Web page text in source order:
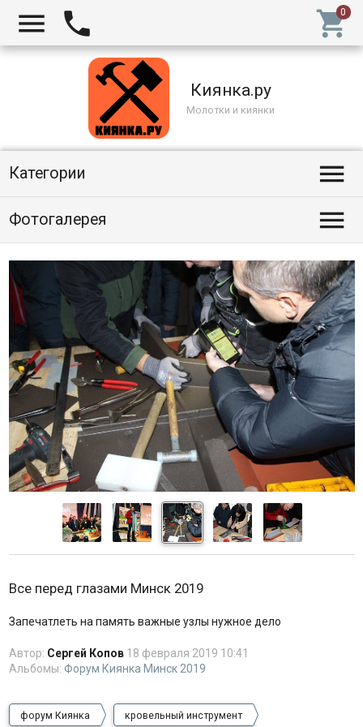
  
Киянка.ру
Молотки и киянки
Категории 
Фотогалерея 
Все перед глазами Минск 2019
Запечатлеть на память важные узлы нужное дело
Автор: Сергей Копов18 февраля 2019 10:41
Альбомы: Форум Киянка Минск 2019
форум Киянка кровельный инструмент